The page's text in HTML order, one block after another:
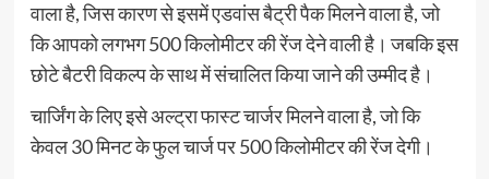
वाला है, जिस कारण से इसमें एडवांस बैट्री पैक मिलने वाला है, जो
कि आपको लगभग 500 किलोमीटर की रेंज देने वाली है। जबकि इस
छोटे बैटरी विकल्प के साथ में संचालित किया जाने की उम्मीद है।
चार्जिंग के लिए इसे अल्ट्रा फास्ट चार्जर मिलने वाला है, जो कि
केवल 30 मिनट के फुल चार्ज पर 500 किलोमीटर की रेंज देगी।